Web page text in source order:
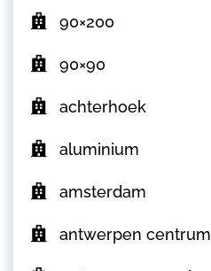
90×200
90×90
achterhoek
aluminium
amsterdam
antwerpen centrum